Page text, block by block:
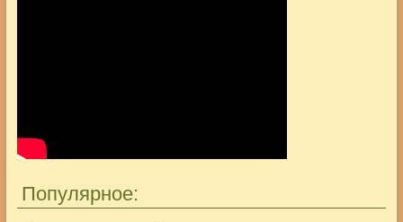
Популярное: